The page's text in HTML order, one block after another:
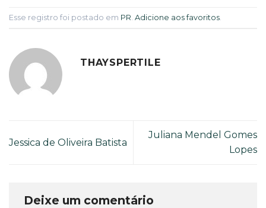
Esse registro foi postado em PR Adicione aos favoritos
THAYSPERTILE
Jessica de Oliveira Batista
Juliana Mendel Gomes
Lopes
Deixe um comentário